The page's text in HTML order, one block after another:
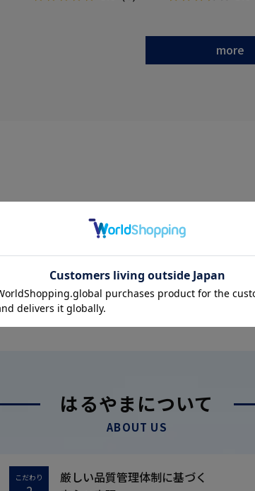
more
はるやまについて
ABOUT US
こだわり
厳しい品質管理体制に基づく